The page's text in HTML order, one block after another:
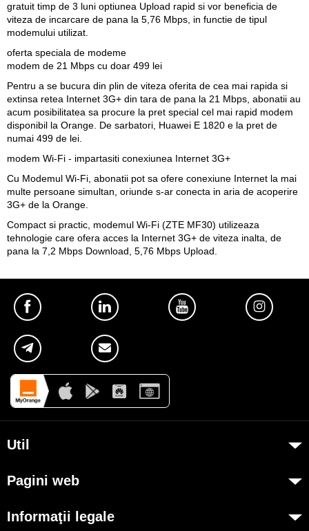
gratuit timp de 3 luni optiunea Upload rapid si vor beneficia de
viteza de incarcare de pana la 5,76 Mbps, in functie de tipul
modemului utilizat.
oferta speciala de modeme
modem de 21 Mbps cu doar 499 lei
Pentru a se bucura din plin de viteza oferita de cea mai rapida si
extinsa retea Internet 3G+ din tara de pana la 21 Mbps, abonatii au
acum posibilitatea sa procure la pret special cel mai rapid modem
disponibil la Orange. De sarbatori, Huawei E 1820 e la pret de
numai 499 de lei
modem Wi-Fi - impartasiti conexiunea Internet 3G+
Cu Modemul Wi-Fi, abonatii pot sa ofere conexiune Internet la mai
multe persoane simultan, oriunde s-ar conecta in aria de acoperire
3G+ de la Orange.
Compact si practic, modemul Wi-Fi (ZTE MF30) utilizeaza
tehnologie care ofera acces la Internet 3G+ de viteza inalta, de
pana la 7,2 Mbps Download, 5,76 Mbps Upload.
Util
Cod de etică
Pagini web
Informaţii legale